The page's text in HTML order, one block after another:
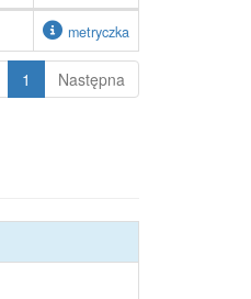
metryczka
1 Następna